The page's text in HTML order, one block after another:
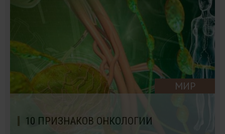
МИР
10 ПРИЗНАКОВ ОНКОЛОГИИ